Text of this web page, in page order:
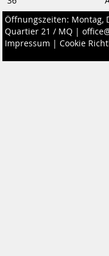
Öffnungszeiten: Montag,
Quartier 21 / MQ |
Impressum | Cookie